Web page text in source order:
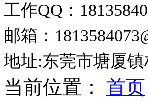
工作QQ：
邮箱：
地址:东莞市塘厦
当前位置： 首页